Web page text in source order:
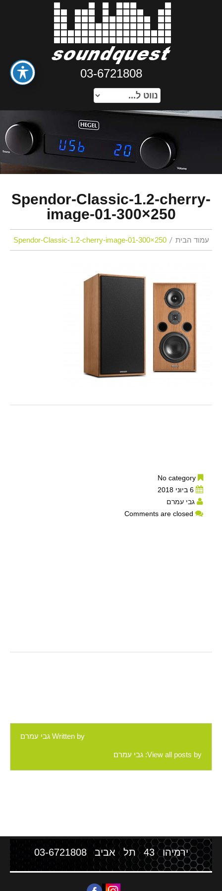
03-6721808
Spendor-Classic-1.2-cherry-
image-01-300×250
עמוד הבית Spendor-Classic-1.2-cherry-image-01-300×250
6 ביוני 2018
גבי עמרם
Comments are closed
Written by גבי עמרם
View all posts by: גבי עמרם
ירמיהו 43 תל אביב 03-6721808